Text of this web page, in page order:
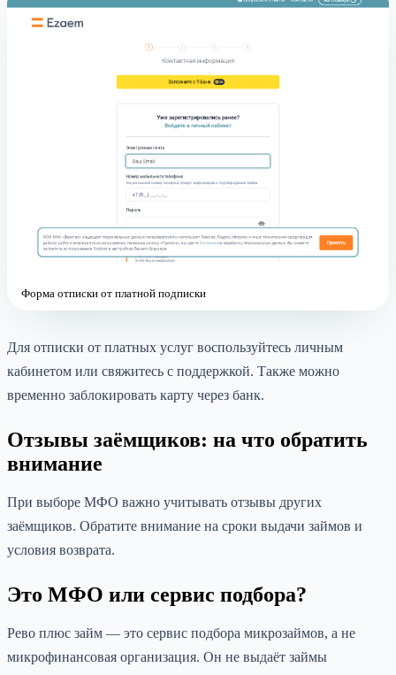
Форма отписки от платной подписки
Для отписки от платных услуг воспользуйтесь личным
кабинетом или свяжитесь с поддержкой. Также можно
временно заблокировать карту через банк.
Отзывы заёмщиков: на что обратить
внимание
При выборе МФО важно учитывать отзывы других
заёмщиков. Обратите внимание на сроки выдачи займов и
условия возврата.
Это МФО или сервис подбора?
Рево плюс займ — это сервис подбора микрозаймов, а не
микрофинансовая организация. Он не выдаёт займы